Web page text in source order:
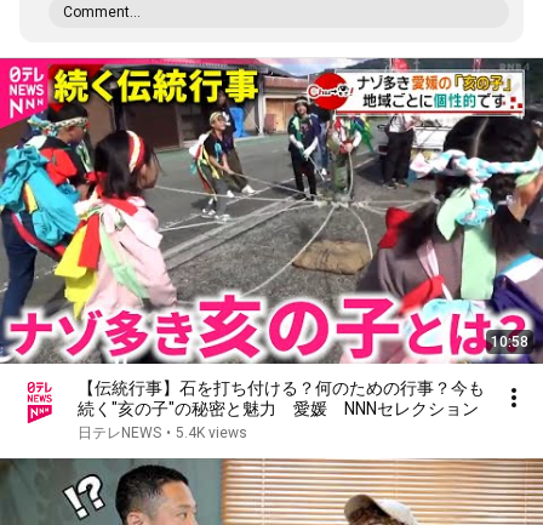
Comment...
10:58
【伝統行事】石を打ち付ける？何のための行事？今も
続く"亥の子"の秘密と魅力 愛媛 NNNセレクション
日テレNEWS • 5.4K views